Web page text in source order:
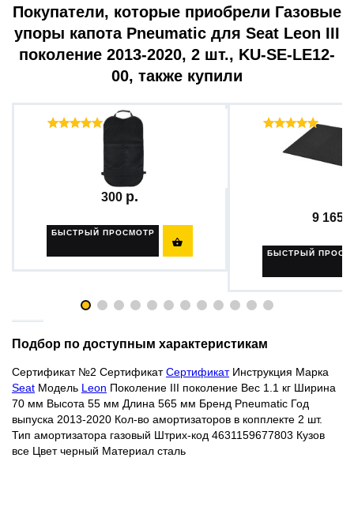
Покупатели, которые приобрели Газовые
упоры капота Pneumatic для Seat Leon III
поколение 2013-2020, 2 шт., KU-SE-LE12-
00, также купили
Отзывы ( 45 )
Защитная накидка на спинку...
300
БЫСТРЫЙ ПРОСМОТР

Уплотнительный
9 165
БЫСТРЫЙ
Подбор по доступным характеристикам
Сертификат №2 СертификатСертификатИнструкция Марка
Seat Модель Leon Поколение III поколение Вес 1.1 кг Ширина
70 мм Высота 55 мм Длина 565 мм Бренд Pneumatic Год
выпуска 2013-2020 Кол-во амортизаторов в копплекте 2 шт.
Тип амортизатора газовый Штрих-код 4631159677803 Кузов
все Цветчерный Материал сталь